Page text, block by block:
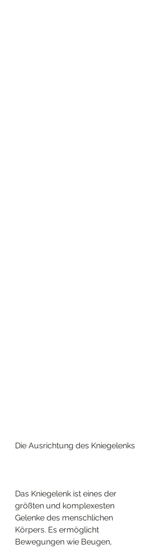
Die Ausrichtung des Kniegelenks
Das Kniegelenk ist eines der
größten und komplexesten
Gelenke des menschlichen
Körpers. Es ermöglicht
Bewegungen wie Beugen,